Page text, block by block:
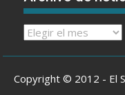
Archivo
Copyright © 2012 - El